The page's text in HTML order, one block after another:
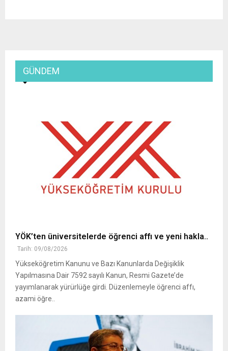
GÜNDEM
YÖK’ten üniversitelerde öğrenci affı ve yeni hakla..
Tarih: 09/08/2026
Yükseköğretim Kanunu ve Bazı Kanunlarda Değişiklik
Yapılmasına Dair 7592 sayılı Kanun, Resmi Gazete’de
yayımlanarak yürürlüğe girdi. Düzenlemeyle öğrenci affı,
azami öğre..